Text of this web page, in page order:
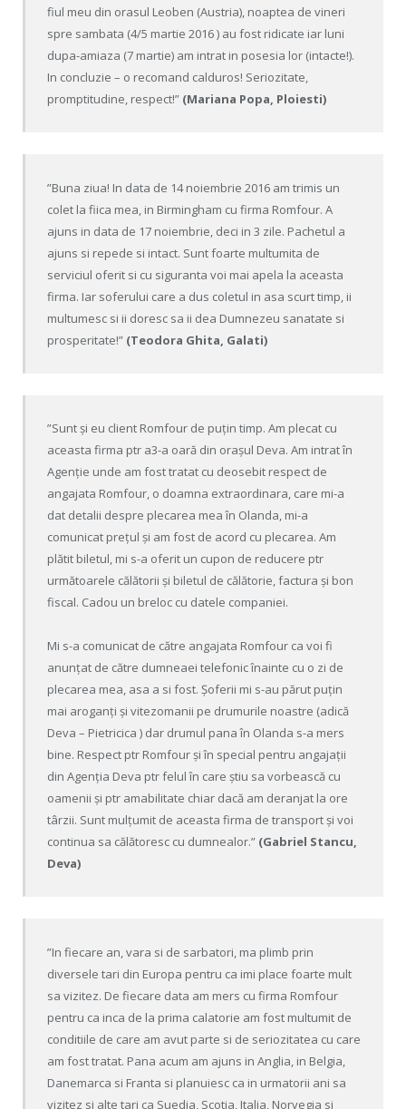
fiul meu din orasul Leoben (Austria), noaptea de vineri
spre sambata (4/5 martie 2016 ) au fost ridicate iar luni
dupa-amiaza (7 martie) am intrat in posesia lor (intacte!).
In concluzie – o recomand calduros! Seriozitate,
promptitudine, respect!” (Mariana Popa, Ploiesti)
”Buna ziua! In data de 14 noiembrie 2016 am trimis un
colet la fiica mea, in Birmingham cu firma Romfour. A
ajuns in data de 17 noiembrie, deci in 3 zile. Pachetul a
ajuns si repede si intact. Sunt foarte multumita de
serviciul oferit si cu siguranta voi mai apela la aceasta
firma. Iar soferului care a dus coletul in asa scurt timp, ii
multumesc si ii doresc sa ii dea Dumnezeu sanatate si
prosperitate!” (Teodora Ghita, Galati)
”Sunt și eu client Romfour de puțin timp. Am plecat cu
aceasta firma ptr a3-a oară din orașul Deva. Am intrat în
Agenție unde am fost tratat cu deosebit respect de
angajata Romfour, o doamna extraordinara, care mi-a
dat detalii despre plecarea mea în Olanda, mi-a
comunicat prețul și am fost de acord cu plecarea. Am
plătit biletul, mi s-a oferit un cupon de reducere ptr
următoarele călătorii și biletul de călătorie, factura și bon
fiscal. Cadou un breloc cu datele companiei.
Mi s-a comunicat de către angajata Romfour ca voi fi
anunțat de către dumneaei telefonic înainte cu o zi de
plecarea mea, asa a si fost. Șoferii mi s-au părut puțin
mai aroganți și vitezomanii pe drumurile noastre (adică
Deva – Pietricica ) dar drumul pana în Olanda s-a mers
bine. Respect ptr Romfour și în special pentru angajații
din Agenția Deva ptr felul în care știu sa vorbească cu
oamenii și ptr amabilitate chiar dacă am deranjat la ore
târzii. Sunt mulțumit de aceasta firma de transport și voi
continua sa călătoresc cu dumnealor.” (Gabriel Stancu,
Deva)
”In fiecare an, vara si de sarbatori, ma plimb prin
diversele tari din Europa pentru ca imi place foarte mult
sa vizitez. De fiecare data am mers cu firma Romfour
pentru ca inca de la prima calatorie am fost multumit de
conditiile de care am avut parte si de seriozitatea cu care
am fost tratat. Pana acum am ajuns in Anglia, in Belgia,
Danemarca si Franta si planuiesc ca in urmatorii ani sa
vizitez si alte tari ca Suedia, Scotia, Italia, Norvegia si